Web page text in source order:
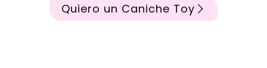
Quiero un Caniche Toy